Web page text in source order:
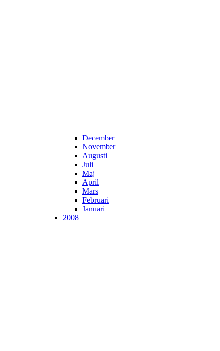
December
November
Augusti
Juli
Maj
April
Mars
Februari
Januari
2008